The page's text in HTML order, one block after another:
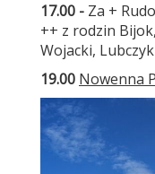
17.00 - Za +
++ z rodzin
Wojacki, Lubczyk
19.00 Nowenna